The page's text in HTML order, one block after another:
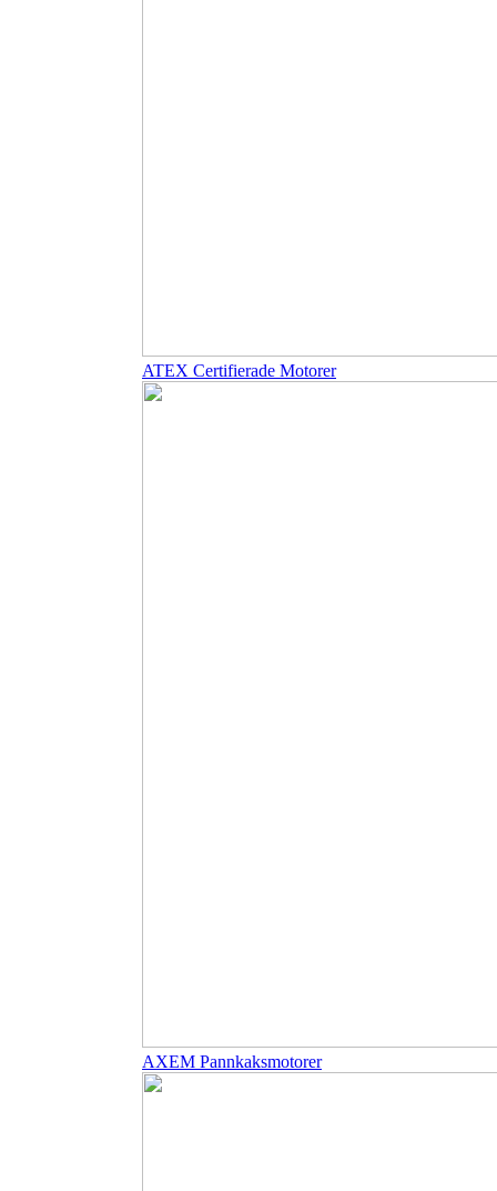
ATEX Certifierade Motorer
AXEM Pannkaksmotorer